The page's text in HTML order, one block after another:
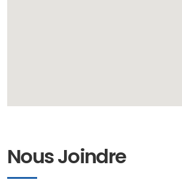
Nous Joindre